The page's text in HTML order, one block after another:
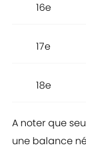
16e
17e
18e
A noter que
une balance